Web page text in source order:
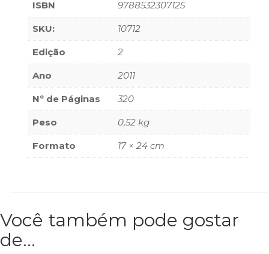
Televisão
(22)
Temas
africanos
Terapia
Ocupacional
(21)
Treinamento
e
(65)
(32)
ISBN 9788532307125
SKU: 10712
Edição 2
Ano 2011
Nº de Páginas 320
Peso 0,52 kg
Formato 17 × 24 cm
Você também pode gostar
de…